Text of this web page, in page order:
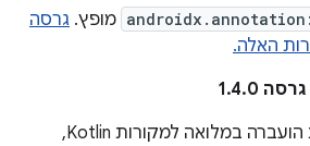
מופץ. גרסה
1.4.0
ספריית ההערות הועברה במלואה למקורות Kotlin,